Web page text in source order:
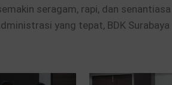
seragam, rapi, dan senantiasa
yang tepat, BDK Surabaya